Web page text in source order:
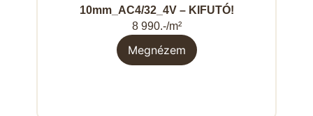
10mm_AC4/32_4V – KIFUTÓ!
8 990.-/m²
Megnézem